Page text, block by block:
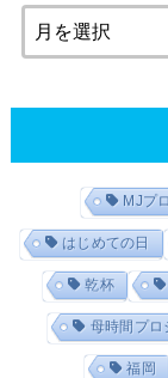
MJプ
はじめての日
乾杯
母時間プロ
福岡